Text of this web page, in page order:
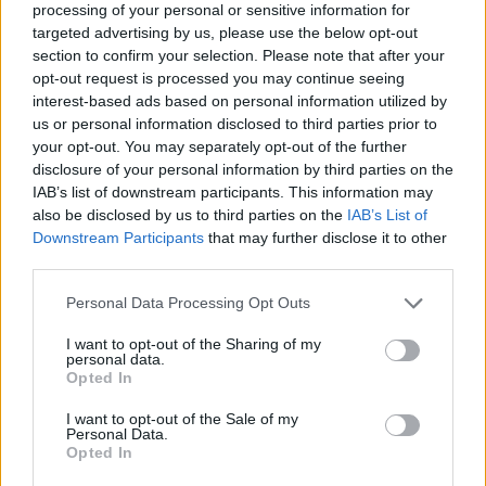
processing of your personal or sensitive information for
targeted advertising by us, please use the below opt-out
section to confirm your selection. Please note that after your
opt-out request is processed you may continue seeing
interest-based ads based on personal information utilized by
us or personal information disclosed to third parties prior to
your opt-out. You may separately opt-out of the further
disclosure of your personal information by third parties on the
IAB’s list of downstream participants. This information may
also be disclosed by us to third parties on the IAB’s List of
Downstream Participants that may further disclose it to other
Personal Data Processing Opt Outs
I want to opt-out of the Sharing of my
personal data.
Opted In
I want to opt-out of the Sale of my
Personal Data.
Opted In
Grypciocraft Esports. Szymon "Kanna" Kawęcki i jego
kompani, mimo iż teoretycznie byli underdogami w tym
spotkaniu, to w mecz weszli z impetem. Szczególnie
dobry występ zaliczył Patryk "PolskiFok" Langer, który
mocno przysłużył się w wygraniu pierwszej mapy. Dwie
kolejne jednak padły już łupem Zapomnianych, którzy
najwidoczniej w porę się otrząsnęli i zdołali
zaprezentować swoje umiejętności, przechodząc tym
samym do pojedynku o awans.
Super Pucharu:
26 października
Zero
Tenacity
Gentlemen's